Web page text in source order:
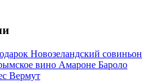
Новозеландский совиньон
вино Амароне Бароло
Вермут